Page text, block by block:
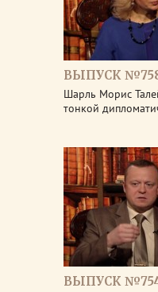
ВЫПУСК
Шарль Морис
тонкой
ВЫПУСК